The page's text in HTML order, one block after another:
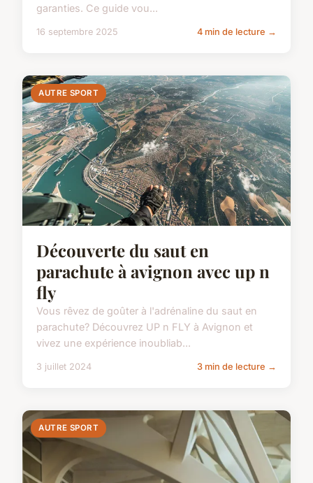
garanties. Ce guide vou...
16 septembre 2025 4 min de lecture →
AUTRE SPORT
Découverte du saut en
parachute à avignon avec up n
fly
Vous rêvez de goûter à l'adrénaline du saut en
parachute? Découvrez UP n FLY à Avignon et
vivez une expérience inoubliab...
3 juillet 2024 3 min de lecture →
AUTRE SPORT